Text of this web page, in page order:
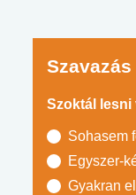
Szavazás
Szoktál
Sohasem
Egyszer-
Gyakran